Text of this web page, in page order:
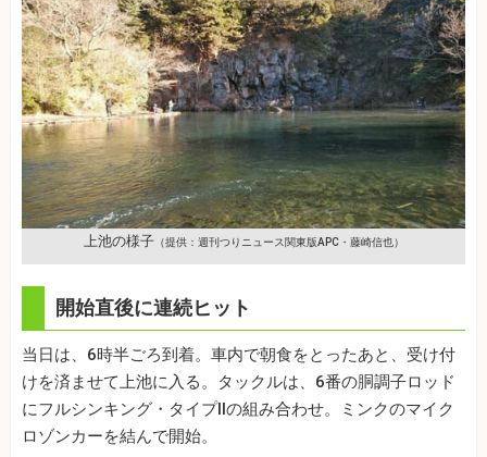
上池の様子（提供：週刊つりニュース関東版APC・藤崎信也）
開始直後に連続ヒット
当日は、6時半ごろ到着。車内で朝食をとったあと、受け付
けを済ませて上池に入る。タックルは、6番の胴調子ロッド
にフルシンキング・タイプⅡの組み合わせ。ミンクのマイク
ロゾンカーを結んで開始。